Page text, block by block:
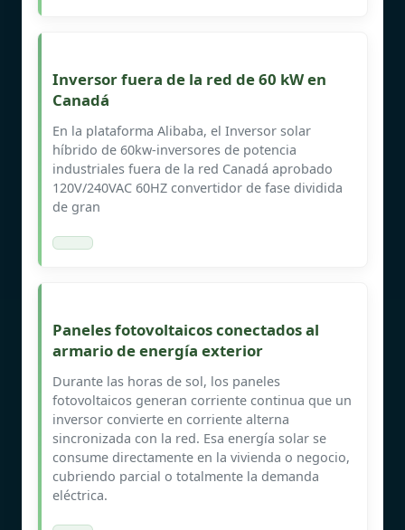
Inversor fuera de la red de 60 kW en
Canadá
En la plataforma Alibaba, el Inversor solar
híbrido de 60kw-inversores de potencia
industriales fuera de la red Canadá aprobado
120V/240VAC 60HZ convertidor de fase dividida
de gran
Paneles fotovoltaicos conectados al
armario de energía exterior
Durante las horas de sol, los paneles
fotovoltaicos generan corriente continua que un
inversor convierte en corriente alterna
sincronizada con la red. Esa energía solar se
consume directamente en la vivienda o negocio,
cubriendo parcial o totalmente la demanda
eléctrica.